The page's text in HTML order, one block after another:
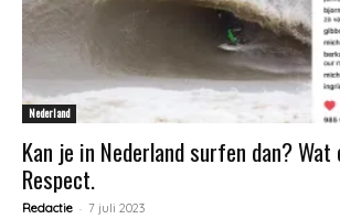
Nederland
Kan je in Nederland surfen dan? Wat
Respect.
Redactie - 7 juli 2023